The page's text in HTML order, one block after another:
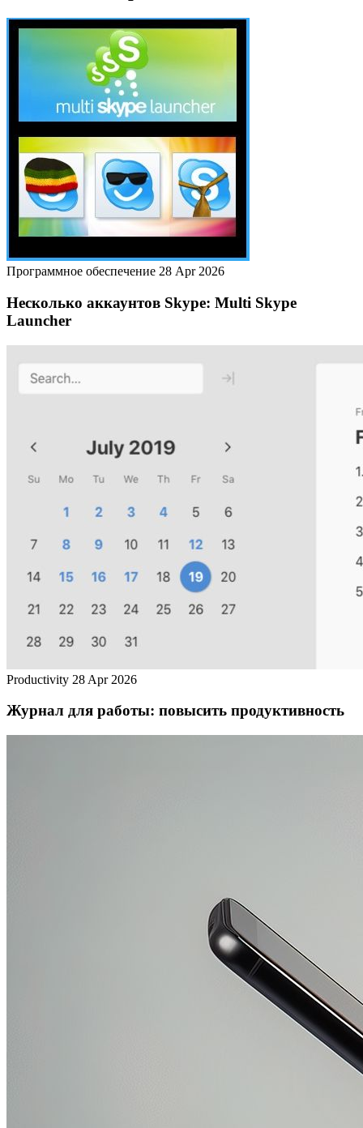
Программное обеспечение 28 Apr 2026
Несколько аккаунтов Skype: Multi Skype
Launcher
Productivity 28 Apr 2026
Журнал для работы: повысить продуктивность